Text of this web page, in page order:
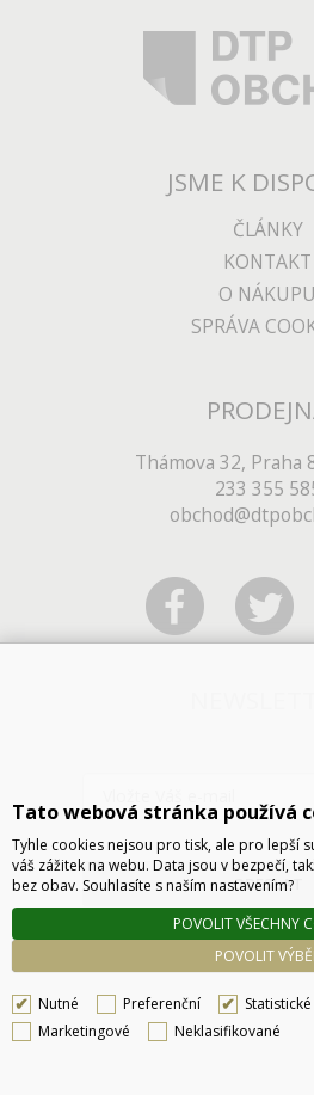
JSME K
ČLÁNKY
KONTAKT
O NÁKUPU
SPRÁVA
Thámova 32, Praha
233 355
ODESLAT
Tato webová stránka používá
Tyhle cookies nejsou pro tisk, ale pro lepší
váš zážitek na webu. Data jsou v bezpečí,
bez obav. Souhlasíte s naším nastavením?
POVOLIT
POVOLIT VŠECHNY
Nutné Preferenční
Statistické
Marketingové
Neklasifikované